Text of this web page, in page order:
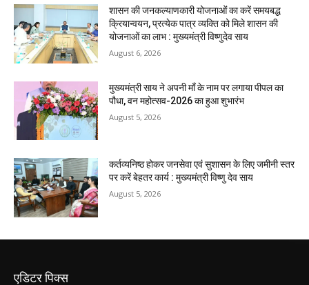
शासन की जनकल्याणकारी योजनाओं का करें समयबद्ध
क्रियान्वयन, प्रत्येक पात्र व्यक्ति को मिले शासन की
योजनाओं का लाभ : मुख्यमंत्री विष्णुदेव साय
August 6, 2026
मुख्यमंत्री साय ने अपनी माँ के नाम पर लगाया पीपल का
पौधा, वन महोत्सव-2026 का हुआ शुभारंभ
August 5, 2026
कर्तव्यनिष्ठ होकर जनसेवा एवं सुशासन के लिए जमीनी स्तर
पर करें बेहतर कार्य : मुख्यमंत्री विष्णु देव साय
August 5, 2026
एडिटर पिक्स